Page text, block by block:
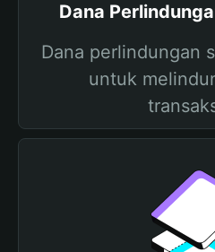
Dana
Dana perlindungan
untuk